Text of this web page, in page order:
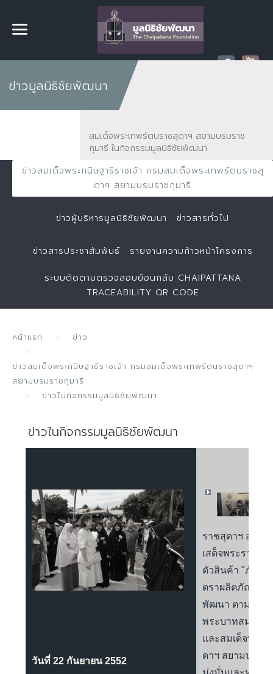
ข่าวมูลนิธิชัยพัฒนา
สมเด็จพระเทพรัตนราชสุดาฯ สยามบรมราช
กุมารี ในกิจกรรมมูลนิธิชัยพัฒนา
ข่าวสมเด็จพระกนิษฐาธิราชเจ้า กรมสมเด็จพระเทพรัตนราชสุ
ดาฯ สยามบรมราชกุมารี
ข่าวผู้บริหารมูลนิธิชัยพัฒนา ข่าวสารทั่วไป
ข่าวสารประชาสัมพันธ์ รายงานความก้าวหน้าโครงการ
ระบบติดตามตรวจสอบย้อนกลับ CHAIPATTANA
TRACEABILITY QR CODE
หน้าแรก ข่าว
ข่าวสมเด็จพระกนิษฐาธิราชเจ้า กรมสมเด็จพระเทพรัตนราชสุดาฯ
สยามบรมราชกุมารี
ข่าวในกิจกรรมมูลนิธิชัยพัฒนา
ข่าวในกิจกรรมมูลนิธิชัยพัฒนา
วันที่ 22 กันยายน 2552
ราชสุดาฯ สยา
เสด็จพระราชดำ
ตัวสินค้า "ภัทร
ตราผลิตภัณฑ์ที่เ
พัฒนา ตามแนว
พระบาทสมเด็จพ
และสมเด็จพระ
ดาฯ สยามบรม